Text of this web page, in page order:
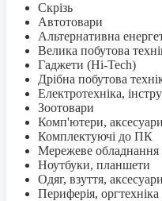
Скрізь
Автотовари
Альтернативна
Велика побутова
Гаджети (Hi-Tech)
Дрібна побутова
Електротехніка,
Зоотовари
Комп'ютери, аксесуари
Комплектуючі до ПК
Мережеве обладнання
Ноутбуки, планшети
Одяг, взуття, аксесуари
Периферія, оргтехніка